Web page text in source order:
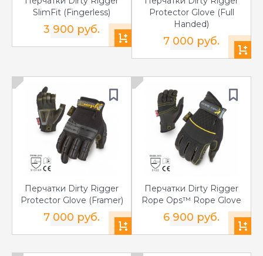
SlimFit (Fingerless)
3 900 руб.
Protector Glove (Full
Handed)
7 000 руб.
Перчатки Dirty Rigger
Protector Glove (Framer)
7 000 руб.
Перчатки Dirty Rigger
Rope Ops™ Rope Glove
6 900 руб.